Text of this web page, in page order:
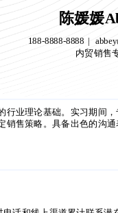
陈媛媛
188-8888-8888
内贸销售
业理论基础。实习期间
销售策略。具备出色的沟
内贸销售
行业理论基础。实习期间
售策略。具备出色的沟